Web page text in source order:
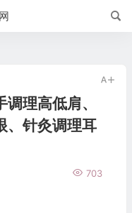
理高低肩、
、针灸调理耳
703